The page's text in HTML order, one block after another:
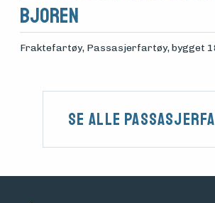
Bjoren
Fraktefartøy, Passasjerfartøy, bygget
Se alle